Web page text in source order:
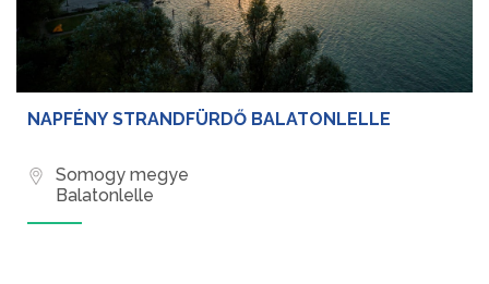
NAPFÉNY STRANDFÜRDŐ BALATONLELLE
Somogy megye
Balatonlelle